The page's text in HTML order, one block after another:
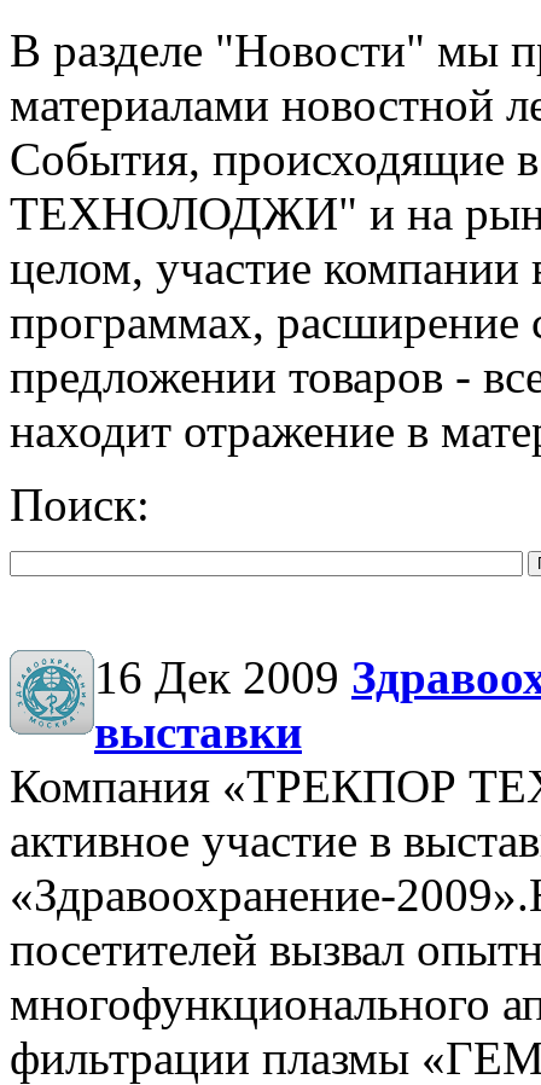
В разделе "Новости" мы
материалами новостной
События,
ТЕХНОЛОДЖИ" и на
целом, участие компании
программах, расширение
предложении товаров -
находит отражение в
Поиск:
16 Дек 2009
выставки
Компания «ТРЕКПОР
активное участие в
«Здравоохранение-
посетителей вызвал
многофункционального
фильтрации плазмы